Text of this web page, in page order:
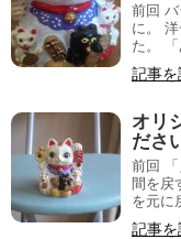
前回
に。
た。 「
記事を
オリ
ださ
前回
間を戻
を元に
記事を